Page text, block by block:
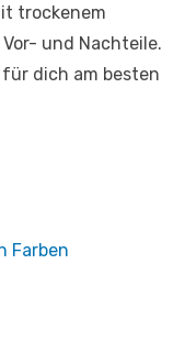
trockenem
und Nachteile.
dich am besten
Farben